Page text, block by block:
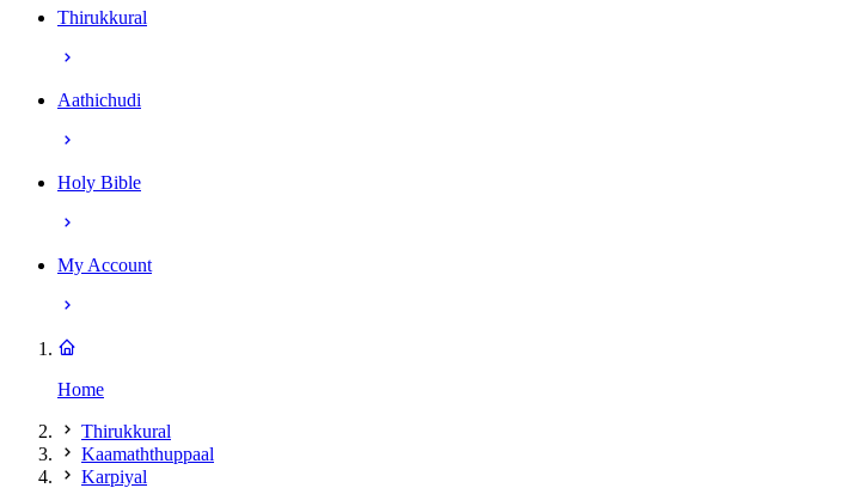
Thirukkural
Aathichudi
Holy Bible
My Account
Home
Thirukkural
Kaamaththuppaal
Karpiyal